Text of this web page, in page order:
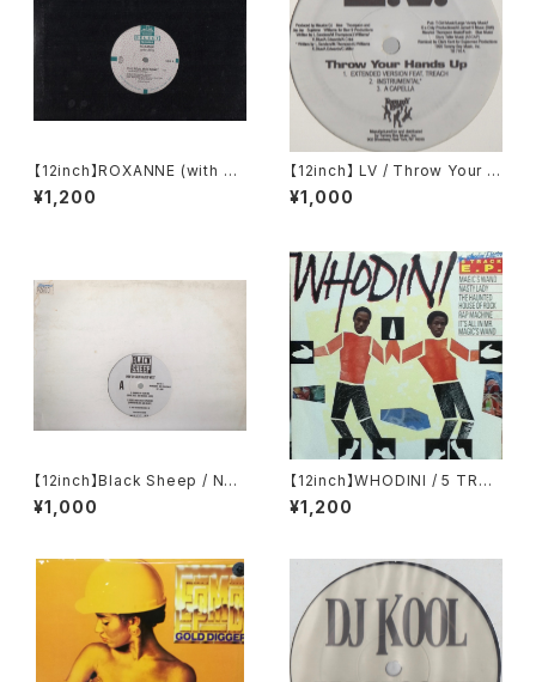
【12inch】ROXANNE (with U
TFO) / THE REAL ROXANN
E
¥1,200
【12inch】 LV / Throw Your H
ands Up (Remixes)
¥1,000
【12inch】Black Sheep / Nort
h South East West
¥1,000
【12inch】WHODINI / 5 TRAC
K EP
¥1,200